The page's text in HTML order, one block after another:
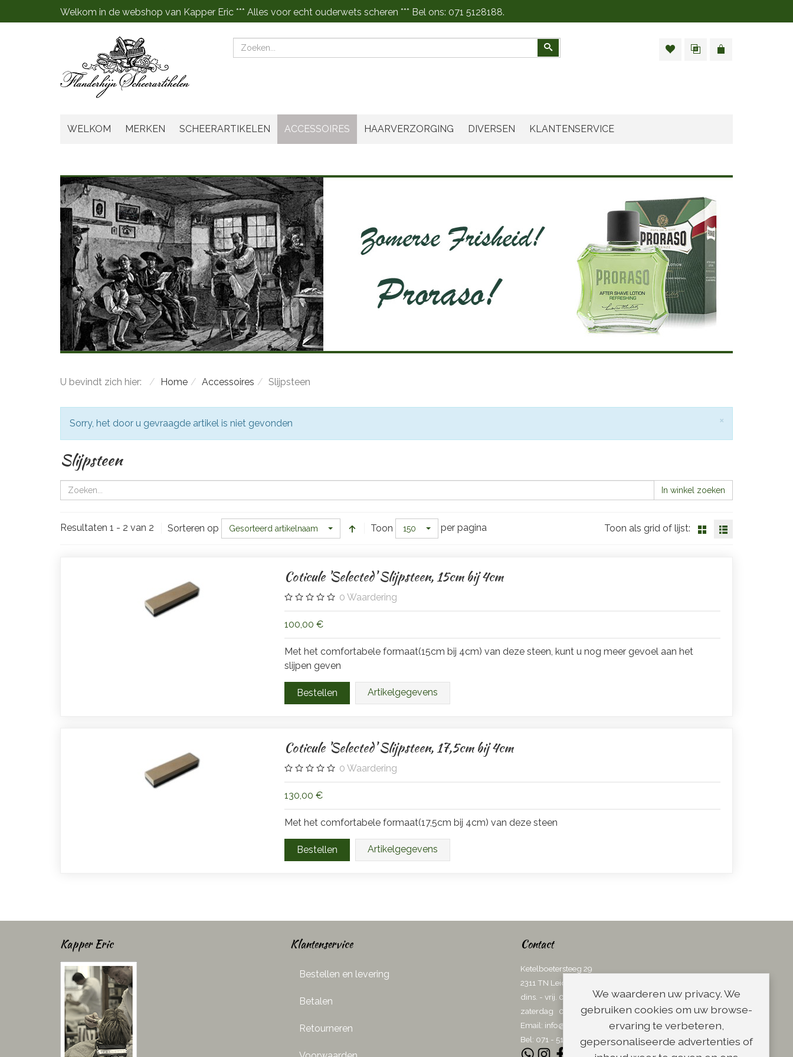
Welkom in de webshop van Kapper Eric *** Alles voor echt ouderwets scheren *** Bel ons: 071 5128188.
Zoeken
Zoeken
WELKOM MERKEN SCHEERARTIKELEN ACCESSOIRES HAARVERZORGING DIVERSEN KLANTENSERVICE
U bevindt zich hier: Home Accessoires Slijpsteen
×
Attentie
Sorry, het door u gevraagde artikel is niet gevonden
Slijpsteen
In winkel zoeken
Resultaten 1 - 2 van 2 Sorteren op Gesorteerd artikelnaam Toon 150 per pagina Toon als grid of lijst:
Coticule 'Selected' Slijpsteen, 15cm bij 4cm
0 Waardering
100,00 €
Met het comfortabele formaat(15cm bij 4cm) van deze steen, kunt u nog meer gevoel aan het
slijpen geven
Artikelgegevens
Coticule 'Selected' Slijpsteen, 17,5cm bij 4cm
0 Waardering
130,00 €
Met het comfortabele formaat(17,5cm bij 4cm) van deze steen
Artikelgegevens
Kapper Eric Klantenservice
Bestellen en levering
Betalen
Retourneren
Contact
Ketelboetersteeg 29
2311 TN Leiden
dins. - vrij. 08.00 - 17.00 uur
zaterdag 08.00 - 13.00 uur
Email: info@scheerwinkel.nl
Bel: 071 - 5128188
We waarderen uw privacy. We
gebruiken cookies om uw browse-
ervaring te verbeteren,
gepersonaliseerde advertenties of